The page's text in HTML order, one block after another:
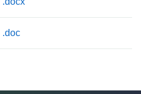
.doc